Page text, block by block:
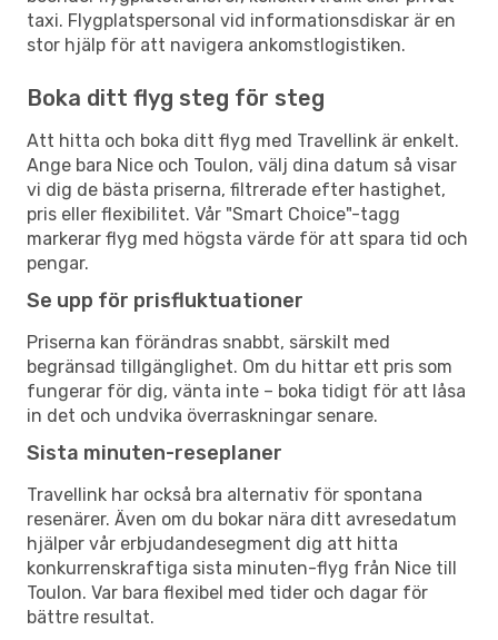
taxi. Flygplatspersonal vid informationsdiskar är en
stor hjälp för att navigera ankomstlogistiken.
Boka ditt flyg steg för steg
Att hitta och boka ditt flyg med Travellink är enkelt.
Ange bara Nice och Toulon, välj dina datum så visar
vi dig de bästa priserna, filtrerade efter hastighet,
pris eller flexibilitet. Vår "Smart Choice"-tagg
markerar flyg med högsta värde för att spara tid och
pengar.
Se upp för prisfluktuationer
Priserna kan förändras snabbt, särskilt med
begränsad tillgänglighet. Om du hittar ett pris som
fungerar för dig, vänta inte – boka tidigt för att låsa
in det och undvika överraskningar senare.
Sista minuten-reseplaner
Travellink har också bra alternativ för spontana
resenärer. Även om du bokar nära ditt avresedatum
hjälper vår erbjudandesegment dig att hitta
konkurrenskraftiga sista minuten-flyg från Nice till
Toulon. Var bara flexibel med tider och dagar för
bättre resultat.